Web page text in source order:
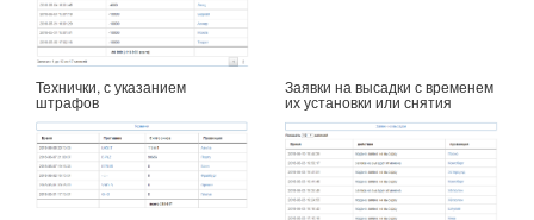
Технички, с указанием
штрафов
Заявки на высадки с временем
их установки или снятия